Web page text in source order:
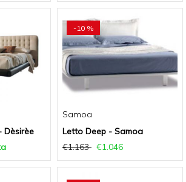
Dèsirèe
-10 %
Samoa
Letto Deep - Samoa
€1.163
€1.046